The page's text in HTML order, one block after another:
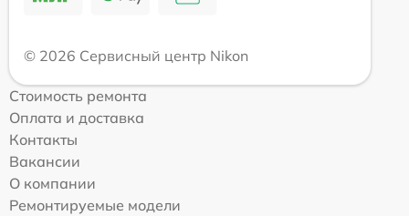
© 2026 Сервисный центр Nikon
Стоимость ремонта
Оплата и доставка
Контакты
Вакансии
О компании
Ремонтируемые модели